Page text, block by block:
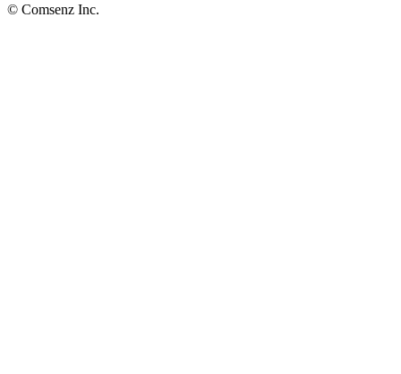
© Comsenz Inc.